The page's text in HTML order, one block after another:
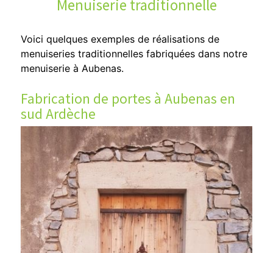
Menuiserie traditionnelle
Voici quelques exemples de réalisations de
menuiseries traditionnelles fabriquées dans notre
menuiserie à Aubenas.
Fabrication de portes à Aubenas en
sud Ardèche